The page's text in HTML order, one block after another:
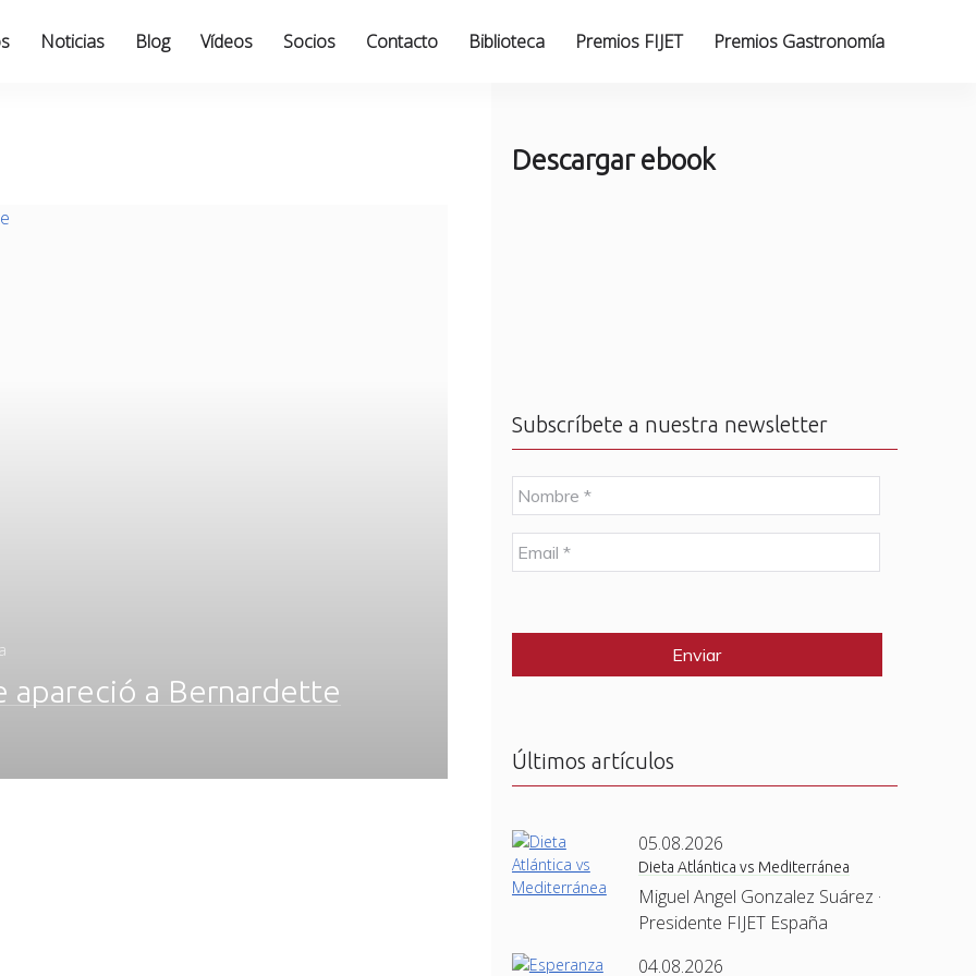
Noticias Blog Vídeos Socios Contacto Biblioteca Premios FIJET Premios Gastronomía
apareció a Bernardette
Descargar ebook
Subscríbete a nuestra newsletter
N
o
m
b
r
E
m
l
Últimos artículos
05.08.2026
Dieta Atlántica vs Mediterránea
Miguel Angel Gonzalez Suárez ·
Presidente FIJET España
04.08.2026